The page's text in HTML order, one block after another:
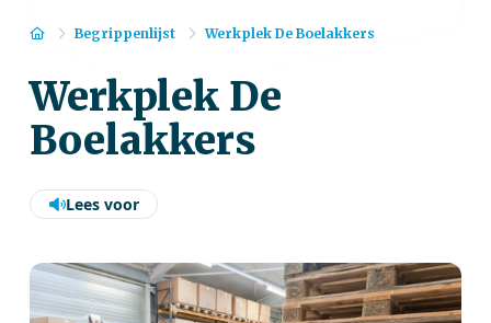
HomeBegrippenlijst Werkplek De Boelakkers
Werkplek De
Boelakkers
Lees voor